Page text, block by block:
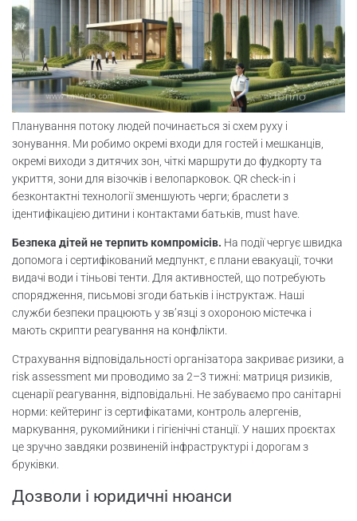
Планування потоку людей починається зі схем руху і
зонування. Ми робимо окремі входи для гостей і мешканців,
окремі виходи з дитячих зон, чіткі маршрути до фудкорту та
укриття, зони для візочків і велопарковок. QR check-in і
безконтактні технології зменшують черги; браслети з
ідентифікацією дитини і контактами батьків, must have.
Безпека дітей не терпить компромісів. На події чергує швидка
допомога і сертифікований медпункт, є плани евакуації, точки
видачі води і тіньові тенти. Для активностей, що потребують
спорядження, письмові згоди батьків і інструктаж. Наші
служби безпеки працюють у зв’язці з охороною містечка і
мають скрипти реагування на конфлікти.
Страхування відповідальності організатора закриває ризики, а
risk assessment ми проводимо за 2–3 тижні: матриця ризиків,
сценарії реагування, відповідальні. Не забуваємо про санітарні
норми: кейтеринг із сертифікатами, контроль алергенів,
маркування, рукомийники і гігієнічні станції. У наших проєктах
це зручно завдяки розвиненій інфраструктурі і дорогам з
бруківки.
Дозволи і юридичні нюанси